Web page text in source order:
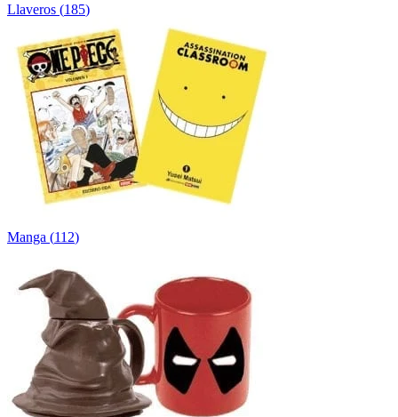
Llaveros (185)
Manga (112)